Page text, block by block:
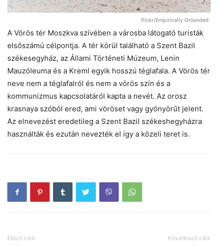
flickr/Empirically Grounded
A Vörös tér Moszkva szívében a városba látogató turisták
elsőszámú célpontja. A tér körül található a Szent Bazil
székesegyház, az Állami Történeti Múzeum, Lenin
Mauzóleuma és a Kreml egyik hosszú téglafala. A Vörös tér
neve nem a téglafalról és nem a vörös szín és a
kommunizmus kapcsolatáról kapta a nevét. Az orosz
krasnaya szóból ered, ami vöröset vagy gyönyörűt jelent.
Az elnevezést eredetileg a Szent Bazil székeshegyházra
használták és ezután nevezték el így a közeli teret is.
Előző cikk Következő cikk